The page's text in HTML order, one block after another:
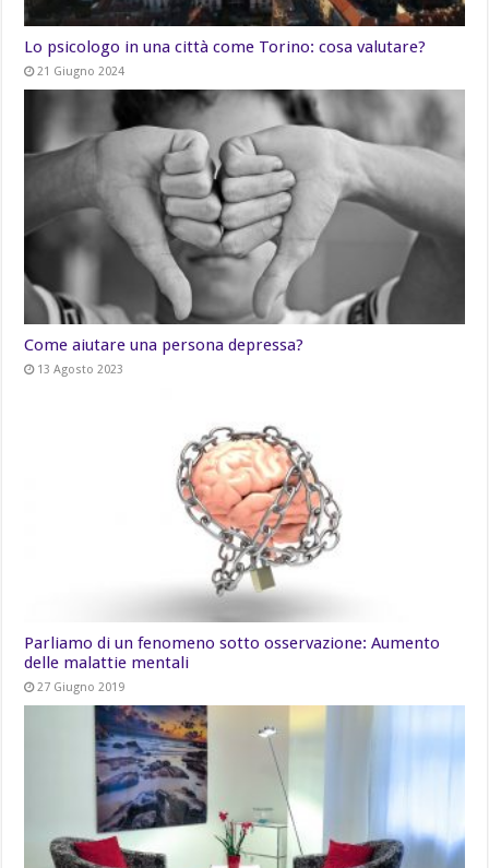
Lo psicologo in una città come Torino: cosa valutare?
21 Giugno 2024
Come aiutare una persona depressa?
13 Agosto 2023
Parliamo di un fenomeno sotto osservazione: Aumento
delle malattie mentali
27 Giugno 2019